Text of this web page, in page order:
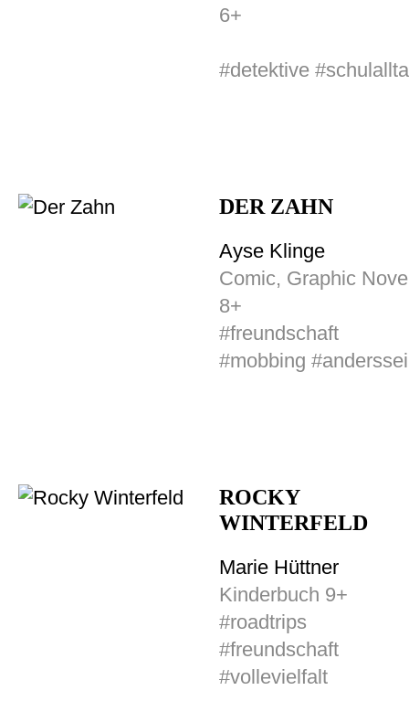
6+
#detektive
DER ZAHN
Ayse Klinge
Comic, Graphic
8+
#freundschaft
#mobbing
ROCKY
WINTERFELD
Marie Hüttner
Kinderbuch 9+
#roadtrips
#freundschaft
#vollevielfalt